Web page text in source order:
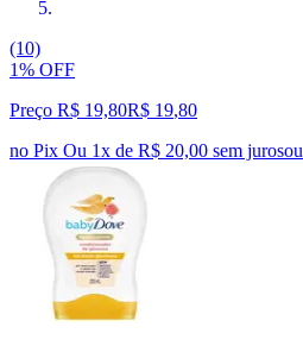
(10)
1% OFF
Preço R$ 19,80R$ 19,80
no Pix Ou 1x de R$ 20,00 sem jurosou